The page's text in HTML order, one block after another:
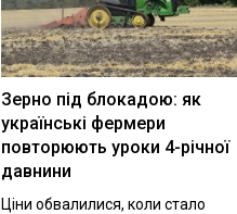
Зерно під блокадою: як
українські фермери
повторюють уроки 4-річної
давнини
Ціни обвалилися, коли стало